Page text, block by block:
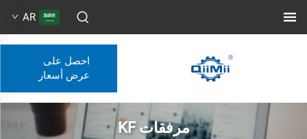
AR
احصل على
عرض أسعار
مرفقات KF